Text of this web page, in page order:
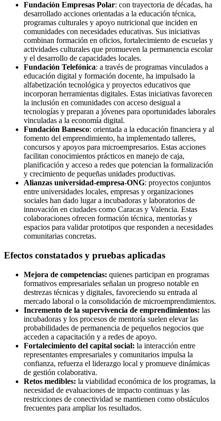
Fundación Empresas Polar: con trayectoria de décadas, ha
desarrollado acciones orientadas a la educación técnica,
programas culturales y apoyo nutricional que inciden en
comunidades con necesidades educativas. Sus iniciativas
combinan formación en oficios, fortalecimiento de escuelas y
actividades culturales que promueven la permanencia escolar
y el desarrollo de capacidades locales.
Fundación Telefónica: a través de programas vinculados a
educación digital y formación docente, ha impulsado la
alfabetización tecnológica y proyectos educativos que
incorporan herramientas digitales. Estas iniciativas favorecen
la inclusión en comunidades con acceso desigual a
tecnologías y preparan a jóvenes para oportunidades laborales
vinculadas a la economía digital.
Fundación Banesco: orientada a la educación financiera y al
fomento del emprendimiento, ha implementado talleres,
concursos y apoyos para microempresarios. Estas acciones
facilitan conocimientos prácticos en manejo de caja,
planificación y acceso a redes que potencian la formalización
y crecimiento de pequeñas unidades productivas.
Alianzas universidad-empresa-ONG: proyectos conjuntos
entre universidades locales, empresas y organizaciones
sociales han dado lugar a incubadoras y laboratorios de
innovación en ciudades como Caracas y Valencia. Estas
colaboraciones ofrecen formación técnica, mentorías y
espacios para validar prototipos que responden a necesidades
comunitarias concretas.
Efectos constatados y pruebas aplicadas
Mejora de competencias: quienes participan en programas
formativos empresariales señalan un progreso notable en
destrezas técnicas y digitales, favoreciendo su entrada al
mercado laboral o la consolidación de microemprendimientos.
Incremento de la supervivencia de emprendimientos: las
incubadoras y los procesos de mentoría suelen elevar las
probabilidades de permanencia de pequeños negocios que
acceden a capacitación y a redes de apoyo.
Fortalecimiento del capital social: la interacción entre
representantes empresariales y comunitarios impulsa la
confianza, refuerza el liderazgo local y promueve dinámicas
de gestión colaborativa.
Retos medibles: la viabilidad económica de los programas, la
necesidad de evaluaciones de impacto continuas y las
restricciones de conectividad se mantienen como obstáculos
frecuentes para ampliar los resultados.